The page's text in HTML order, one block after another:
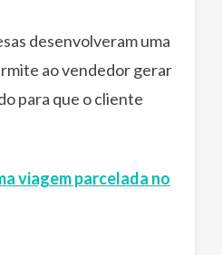
desenvolveram uma
ao vendedor gerar
para que o cliente
viagem parcelada no